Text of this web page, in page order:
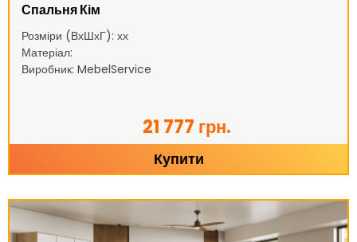
Спальня Кім
Розміри (ВхШхГ): хх
Матеріал:
Виробник: MebelService
21 777 грн.
Купити